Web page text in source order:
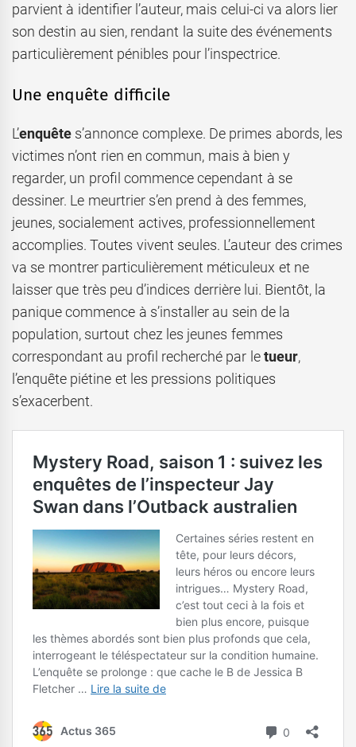
parvient à identifier l’auteur, mais celui-ci va alors lier
son destin au sien, rendant la suite des événements
particulièrement pénibles pour l’inspectrice.
Une enquête difficile
L’enquête s’annonce complexe. De primes abords, les
victimes n’ont rien en commun, mais à bien y
regarder, un profil commence cependant à se
dessiner. Le meurtrier s’en prend à des femmes,
jeunes, socialement actives, professionnellement
accomplies. Toutes vivent seules. L’auteur des crimes
va se montrer particulièrement méticuleux et ne
laisser que très peu d’indices derrière lui. Bientôt, la
panique commence à s’installer au sein de la
population, surtout chez les jeunes femmes
correspondant au profil recherché par letueur,
l’enquête piétine et les pressions politiques
s’exacerbent.